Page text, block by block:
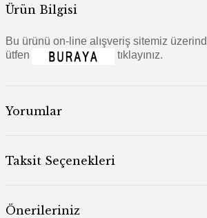
Ürün Bilgisi
Bu ürünü on-line alışveriş sitemiz
ütfen
tıklayınız.
Yorumlar
Taksit Seçenekleri
Önerileriniz